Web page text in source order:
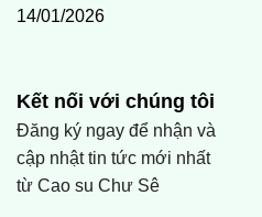
14/01/2026
Kết nối với chúng tôi
Đăng ký ngay để nhận và
cập nhật tin tức mới nhất
từ Cao su Chư Sê